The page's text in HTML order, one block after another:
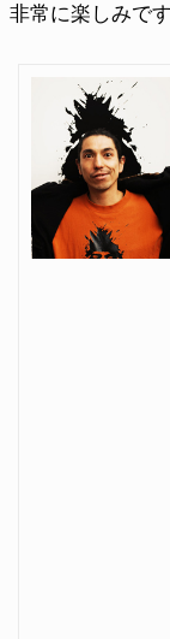
非常に楽しみで